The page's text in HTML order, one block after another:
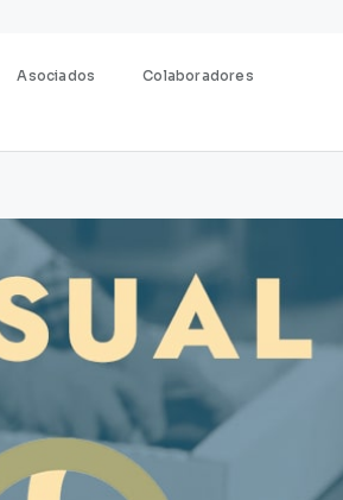
Asociados
Colaboradores